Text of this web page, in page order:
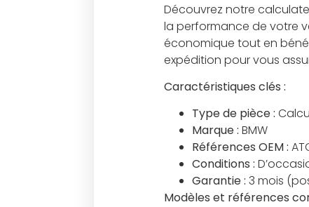
Découvrez notre
la performance de votre
économique tout en
expédition pour vous
Caractéristiques clés :
Type de pièce :
Marque : BMW
Références OEM :
Conditions :
Garantie : 3 mois
Modèles et références